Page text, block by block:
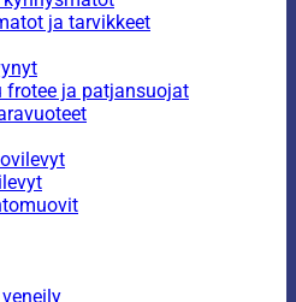
ja tarvikkeet
frotee ja patjansuojat